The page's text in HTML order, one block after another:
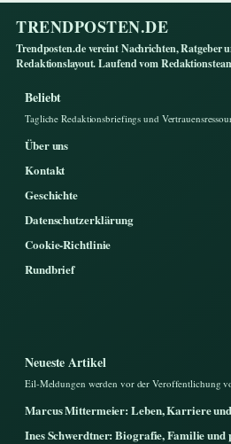
TRENDPOSTEN.DE
Trendposten.de vereint Nachrichten, Ratgeber
Redaktionslayout. Laufend vom
Beliebt
Tagliche Redaktionsbriefings und
Über uns
Kontakt
Geschichte
Datenschutzerklärung
Cookie-Richtlinie
Rundbrief
Neueste Artikel
Eil-Meldungen werden vor der Veroffentlichung
Marcus Mittermeier: Leben, Karriere
Ines Schwerdtner: Biografie, Familie